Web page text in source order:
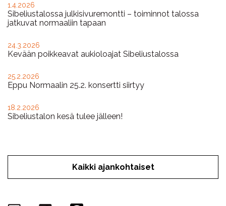
1.4.2026
Sibeliustalossa julkisivuremontti – toiminnot talossa
jatkuvat normaaliin tapaan
24.3.2026
Kevään poikkeavat aukioloajat Sibeliustalossa
25.2.2026
Eppu Normaalin 25.2. konsertti siirtyy
18.2.2026
Sibeliustalon kesä tulee jälleen!
Kaikki ajankohtaiset